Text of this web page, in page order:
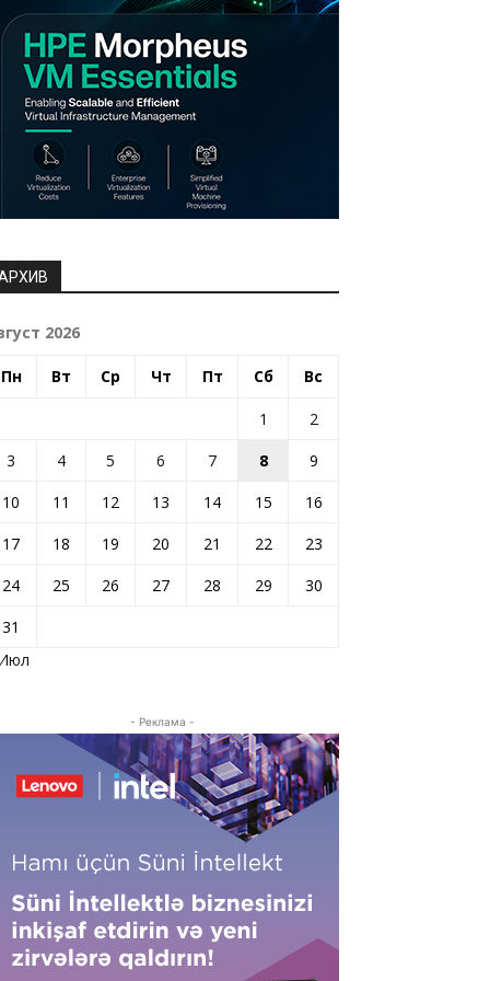
2026
Пн Вт Ср Чт Пт Сб Вс
1
2
3
4 5 6 7 8
9
10
11 12 13 14 15
16
17
18 19 20 21 22
23
24
25 26 27 28 29
30
31
- Реклама -